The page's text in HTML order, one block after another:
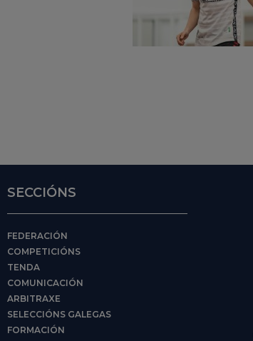
SECCIÓNS
FEDERACIÓN
COMPETICIÓNS
TENDA
COMUNICACIÓN
ARBITRAXE
SELECCIÓNS GALEGAS
FORMACIÓN